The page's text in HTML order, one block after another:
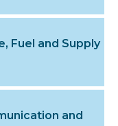
Fuel and Supply
and